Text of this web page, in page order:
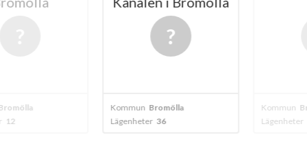
Kommun Bromölla
Lägenheter 36
Kommun
Lägenheter 27